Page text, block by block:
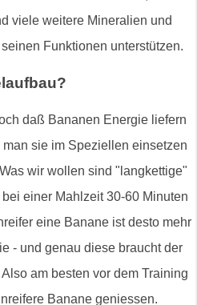
viele weitere Mineralien und
Funktionen unterstützen.
daß Bananen Energie liefern
sie im Speziellen einsetzen
wir wollen sind "langkettige"
einer Mahlzeit 30-60 Minuten
eine Banane ist desto mehr
- und genau diese braucht der
am besten vor dem Training
Banane geniessen.